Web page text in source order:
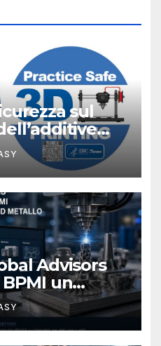
sul
secondo
Advisors
un
stampa 3D
alla filiera